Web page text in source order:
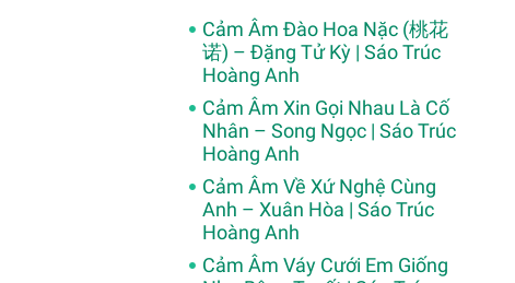
Cảm Âm Đào Hoa Nặc (桃花
诺) – Đặng Tử Kỳ | Sáo Trúc
Hoàng Anh
Cảm Âm Xin Gọi Nhau Là Cố
Nhân – Song Ngọc | Sáo Trúc
Hoàng Anh
Cảm Âm Về Xứ Nghệ Cùng
Anh – Xuân Hòa | Sáo Trúc
Hoàng Anh
Cảm Âm Váy Cưới Em Giống